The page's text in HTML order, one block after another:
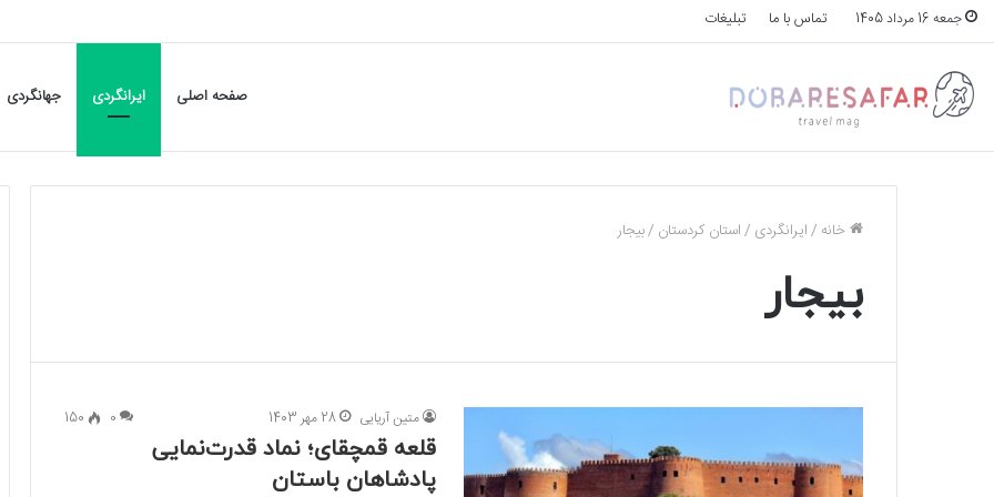
جمعه 16 مرداد 1405 تماس با ما تبلیغات
صفحه اصلی ایرانگردی جهانگردی
خانه /ایرانگردی /استان کردستان /بیجار
بیجار
متین آریایی 28 مهر 1403 0
150
قلعه قمچقای؛ نماد قدرت‌نمایی
پادشاهان باستان